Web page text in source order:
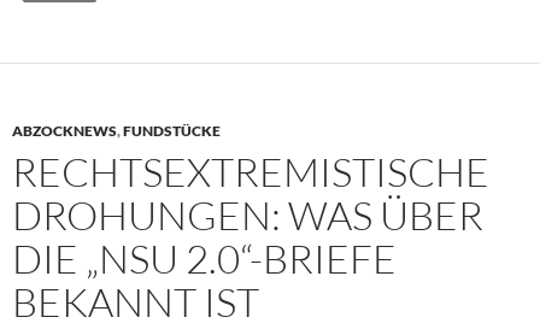
ABZOCKNEWS,FUNDSTÜCKE
RECHTSEXTREMISTISCHE
DROHUNGEN: WAS ÜBER
DIE „NSU 2.0“-BRIEFE
BEKANNT IST